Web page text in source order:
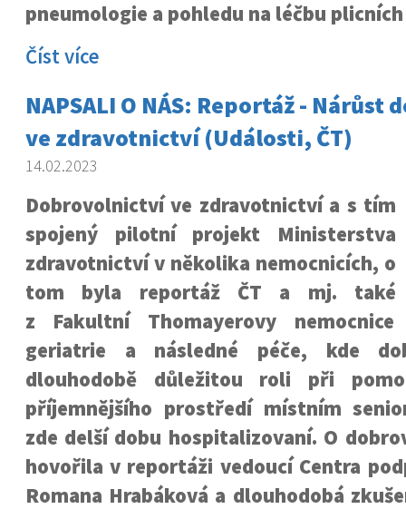
pneumologie a pohledu na léčbu
Číst více
NAPSALI O NÁS: Reportáž -
ve zdravotnictví (Události, ČT)
14.02.2023
Dobrovolnictví ve zdravotnictví a s tím
spojený pilotní projekt Ministerstva
zdravotnictví v několika nemocnicích, o
tom byla reportáž ČT a mj. také
z Fakultní Thomayerovy
geriatrie a následné péče, kde
dlouhodobě důležitou roli při
příjemnějšího prostředí místním
zde delší dobu hospitalizovaní. O
hovořila v reportáži vedoucí Centra
Romana Hrabáková a dlouhodobá